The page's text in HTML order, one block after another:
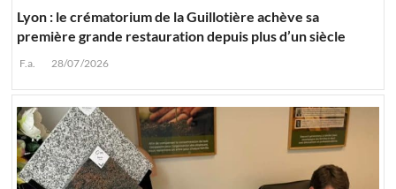
Lyon : le crématorium de la Guillotière achève sa
première grande restauration depuis plus d’un siècle
F.a. 28/07/2026